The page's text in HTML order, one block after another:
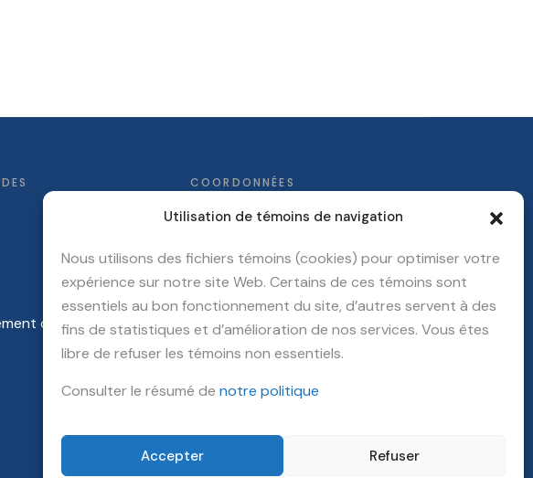
Utilisation de témoins de navigation
Nous utilisons des fichiers témoins (cookies) pour optimiser votre
expérience sur notre site Web. Certains de ces témoins sont
essentiels au bon fonctionnement du site, d’autres servent à des
fins de statistiques et d’amélioration de nos services. Vous êtes
libre de refuser les témoins non essentiels.
Consulter le résumé de notre politique
Accepter Refuser
durable
COORDONNÉES
5600, boul. des Galeries bur. 333
Québec (QC) G2K 2H6
418 628-1800
Écrivez-nous
418-628-1800 p. 235